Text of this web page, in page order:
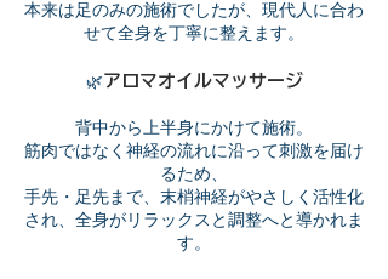
本来は足のみの施術でしたが、現代人に合わ
せて全身を丁寧に整えます。
🌿アロマオイルマッサージ
背中から上半身にかけて施術。
筋肉ではなく神経の流れに沿って刺激を届け
るため、
手先・足先まで、末梢神経がやさしく活性化
され、全身がリラックスと調整へと導かれま
す。